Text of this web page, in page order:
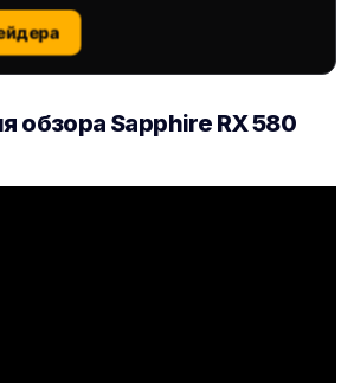
обзора Sapphire RX 580